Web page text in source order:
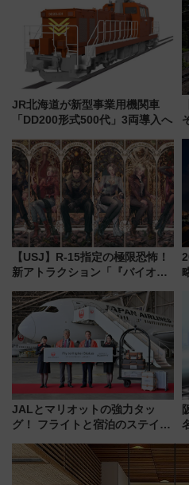
ルメが美味い
JR北海道が新型事業用機関車
「DD200形式500代」3両導入へ
【USJ】R-15指定の極限恐怖！
新アトラクション「『バイオハ
ブ」今秋登場 ―予測不能の恐
怖に泣き叫べ―
JALとマリオットの強力タッ
グ！ フライトと宿泊のステイタ
上級会員資格を効率よく獲得す
る方法を解説